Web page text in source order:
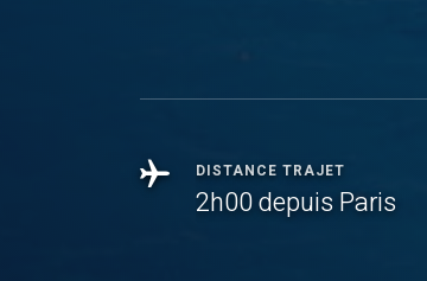
DISTANCE TRAJET
2h00 depuis Paris